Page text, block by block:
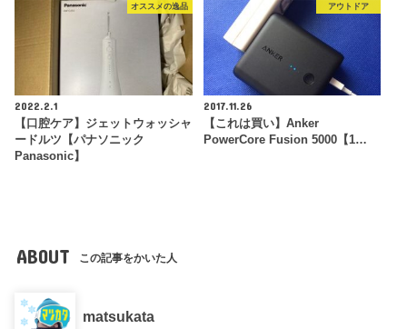
オススメの逸品
2022.2.1
【口腔ケア】ジェットウォッシャ
ードルツ【パナソニック
Panasonic】
アウトドア
2017.11.26
【これは買い】Anker
PowerCore Fusion 5000【1…
ABOUT この記事をかいた人
matsukata